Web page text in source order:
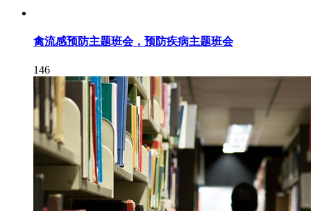
禽流感预防主题班会，预防疾病主题班会
146